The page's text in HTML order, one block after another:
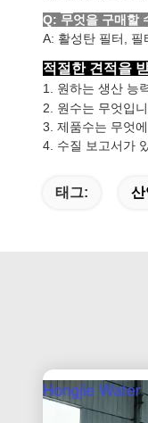
Q: 무엇을 구매할
A: 활성탄 필터, 필
적절한 견적을
1. 원하는 생산 능
2. 원수는 무엇입
3. 제품수는 무엇
4. 수질 보고서가
태그: 산